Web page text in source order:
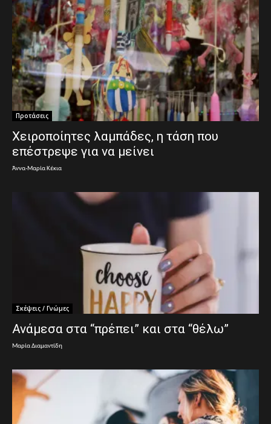
Προτάσεις
Χειροποίητες λαμπάδες, η τάση που
επέστρεψε για να μείνει
Άννα-Μαρία Κέκια
Σκέψεις / Γνώμες
Ανάμεσα στα “πρέπει” και στα “θέλω”
Μαρία Διαμαντίδη